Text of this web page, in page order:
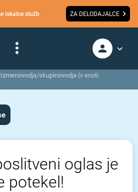
iskalce služb ZA DELODAJALCE
Izmenovodja/skupinovodja (v enoti
oglas je
potekel!